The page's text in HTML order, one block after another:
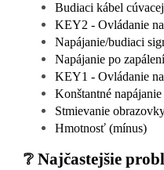
Budiaci kábel
KEY2 - Ovládanie
Napájanie/budiaci
Napájanie po
KEY1 - Ovládanie
Konštantné
Stmievanie
Hmotnosť (mínus)
❔ Najčastejšie